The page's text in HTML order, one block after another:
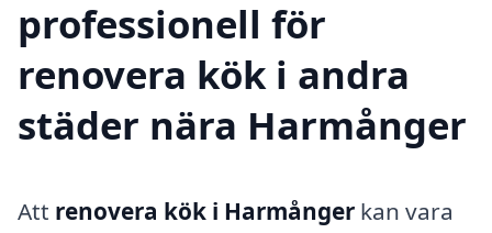
professionell för
renovera kök i andra
städer nära Harmånger
Att renovera kök i Harmånger kan vara